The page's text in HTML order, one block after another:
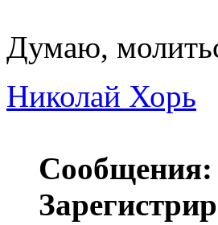
Думаю,
Николай Хорь
Сообщения: